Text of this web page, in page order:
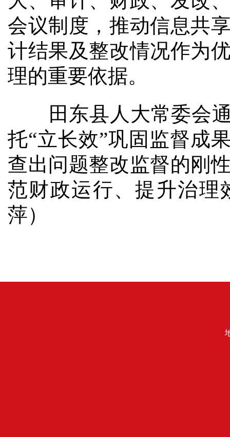
会议制度，推动信息共
计结果及整改情况作为
理的重要依据。
田东县人大常委会通
托“立长效”巩固监督成
查出问题整改监督的刚
范财政运行、提升治理
萍）